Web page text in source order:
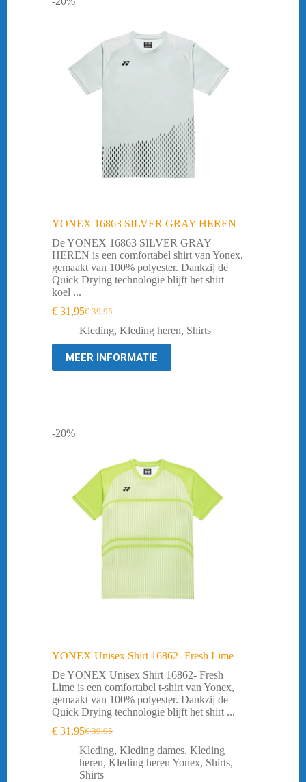
YONEX 16863 SILVER GRAY HEREN
De YONEX 16863 SILVER GRAY
HEREN is een comfortabel shirt van Yonex,
gemaakt van 100% polyester. Dankzij de
Quick Drying technologie blijft het shirt
koel ...
€39,95
Oorspronkelijke
prijs
was:
€ 39,95.
€ 31,95Huidige
prijs
is:
€ 31,95.
Kleding, Kleding heren, Shirts
MEER INFORMATIE
-20%
YONEX Unisex Shirt 16862- Fresh Lime
De YONEX Unisex Shirt 16862- Fresh
Lime is een comfortabel t-shirt van Yonex,
gemaakt van 100% polyester. Dankzij de
Quick Drying technologie blijft het shirt ...
€39,95
Oorspronkelijke
prijs
was:
€ 39,95.
€ 31,95Huidige
prijs
is:
€ 31,95.
Kleding, Kleding dames, Kleding
heren, Kleding heren Yonex, Shirts,
Shirts